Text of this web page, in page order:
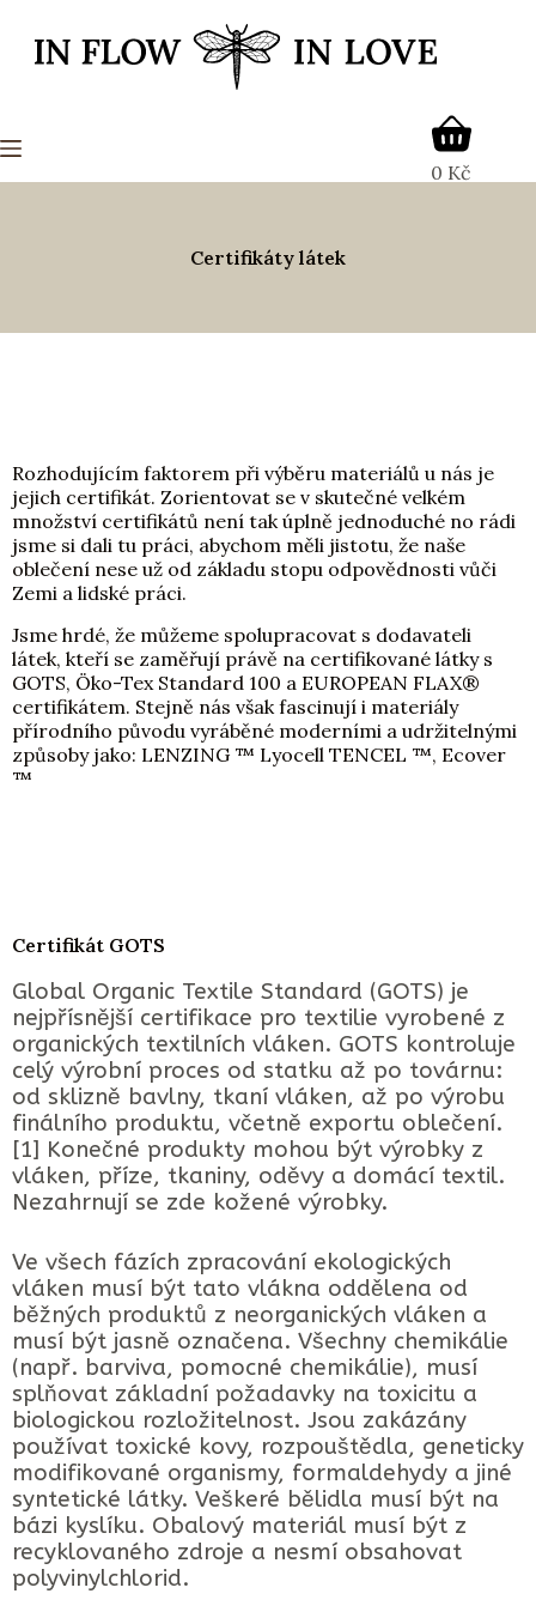
0 Kč
Certifikáty látek
Rozhodujícím faktorem při výběru materiálů u nás je
jejich certifikát. Zorientovat se v skutečné velkém
množství certifikátů není tak úplně jednoduché no rádi
jsme si dali tu práci, abychom měli jistotu, že naše
oblečení nese už od základu stopu odpovědnosti vůči
Zemi a lidské práci.
Jsme hrdé, že můžeme spolupracovat s dodavateli
látek, kteří se zaměřují právě na certifikované látky s
GOTS, Öko-Tex Standard 100 a EUROPEAN FLAX®
certifikátem. Stejně nás však fascinují i materiály
přírodního původu vyráběné moderními a udržitelnými
způsoby jako: LENZING ™ Lyocell TENCEL ™, Ecover
™
Certifikát GOTS
Global Organic Textile Standard (GOTS) je
nejpřísnější certifikace pro textilie vyrobené z
organických textilních vláken. GOTS kontroluje
celý výrobní proces od statku až po továrnu:
od sklizně bavlny, tkaní vláken, až po výrobu
finálního produktu, včetně exportu oblečení.
[1] Konečné produkty mohou být výrobky z
vláken, příze, tkaniny, oděvy a domácí textil.
Nezahrnují se zde kožené výrobky.
Ve všech fázích zpracování ekologických
vláken musí být tato vlákna oddělena od
běžných produktů z neorganických vláken a
musí být jasně označena. Všechny chemikálie
(např. barviva, pomocné chemikálie), musí
splňovat základní požadavky na toxicitu a
biologickou rozložitelnost. Jsou zakázány
používat toxické kovy, rozpouštědla, geneticky
modifikované organismy, formaldehydy a jiné
syntetické látky. Veškeré bělidla musí být na
bázi kyslíku. Obalový materiál musí být z
recyklovaného zdroje a nesmí obsahovat
polyvinylchlorid.